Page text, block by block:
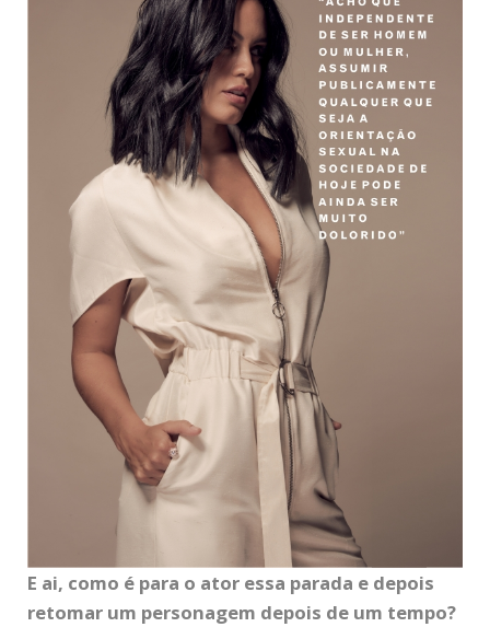
E ai, como é para o ator essa parada e depois
retomar um personagem depois de um tempo?